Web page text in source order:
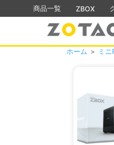
商品一覧 ZBOX
ホーム ＞ ミニ